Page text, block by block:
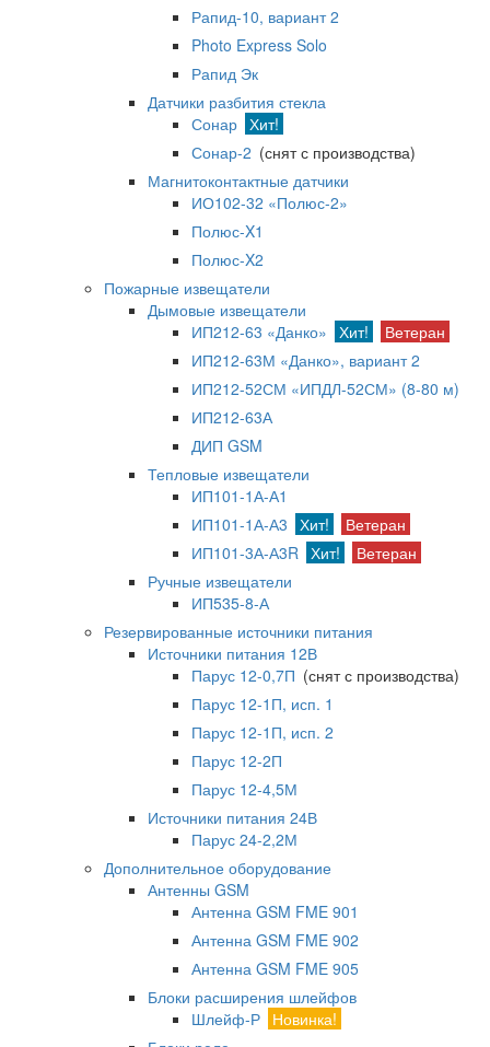
Рапид-10, вариант 2
Photo Express Solo
Рапид Эк
Датчики разбития стекла
Сонар Хит!
Сонар-2 (снят с производства)
Магнитоконтактные датчики
ИО102-32 «Полюс-2»
Полюс-X1
Полюс-X2
Пожарные извещатели
Дымовые извещатели
ИП212-63 «Данко» Хит!
Ветеран
ИП212-63М «Данко», вариант 2
ИП212-52СМ «ИПДЛ-52СМ» (8-80 м)
ИП212-63А
ДИП GSM
Тепловые извещатели
ИП101-1А-А1
ИП101-1А-А3 Хит!
Ветеран
ИП101-3А-А3R Хит!
Ветеран
Ручные извещатели
ИП535-8-А
Резервированные источники питания
Источники питания 12В
Парус 12-0,7П (снят с производства)
Парус 12-1П, исп. 1
Парус 12-1П, исп. 2
Парус 12-2П
Парус 12-4,5М
Источники питания 24В
Парус 24-2,2М
Дополнительное оборудование
Антенны GSM
Антенна GSM FME 901
Антенна GSM FME 902
Антенна GSM FME 905
Блоки расширения шлейфов
Шлейф-Р Новинка!